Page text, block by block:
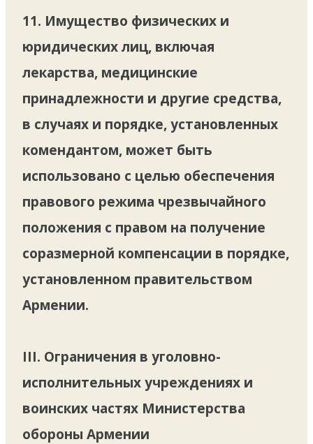
11. Имущество физических и
юридических лиц, включая
лекарства, медицинские
принадлежности и другие средства,
в случаях и порядке, установленных
комендантом, может быть
использовано с целью обеспечения
правового режима чрезвычайного
положения с правом на получение
соразмерной компенсации в порядке,
установленном правительством
Армении.
III. Ограничения в уголовно-
исполнительных учреждениях и
воинских частях Министерства
обороны Армении